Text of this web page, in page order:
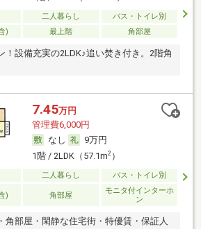
二人暮らし
バス・トイレ別
)
最上階 角部屋
！設備充実の2LDK♪追い焚き付き。2階角
7.45万円
管理費6,000円
なし
9万円
1階 / 2LDK（57.1m2）
二人暮らし バス・トイレ別
) 角部屋
モニタ付インターホ
ン
角部屋・閑静な住宅街・特優賃・保証人